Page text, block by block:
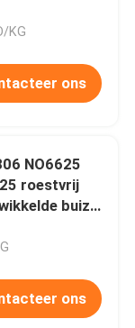
KG
ons
NO6625
roestvrij
buizen
ons